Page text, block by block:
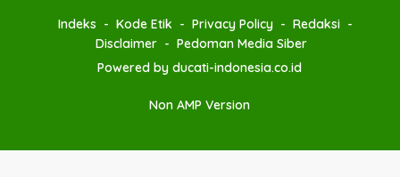
Indeks Kode Etik Privacy Policy
Redaksi
Disclaimer
Pedoman Media Siber
Powered by ducati-indonesia.co.id
Non AMP Version